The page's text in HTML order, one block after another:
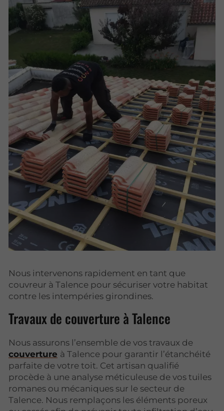
Nous intervenons rapidement en tant que
couvreur à Talence pour sécuriser votre habitat
contre les intempéries girondines.
Travaux de couverture à Talence
Nous assurons l’ensemble de vos travaux de
couverture à Talence pour garantir l’étanchéité
parfaite de votre toit. Cet artisan qualifié
procède à une analyse méticuleuse de vos tuiles
romanes ou mécaniques sur le secteur de
Talence. Nous remplaçons les éléments poreux